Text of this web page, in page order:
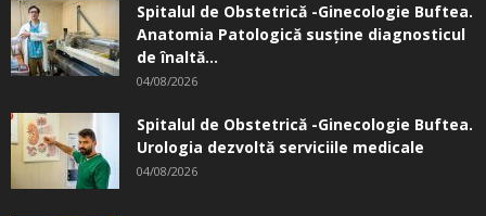
Spitalul de Obstetrică -Ginecologie Buftea.
Anatomia Patologică susţine diagnosticul
de înaltă...
04/08/2026
Spitalul de Obstetrică -Ginecologie Buftea.
Urologia dezvoltă serviciile medicale
04/08/2026